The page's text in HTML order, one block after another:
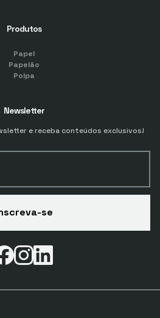
Produtos
Papel
Papelão
Polpa
Newsletter
e receba conteúdos exclusivos!
se